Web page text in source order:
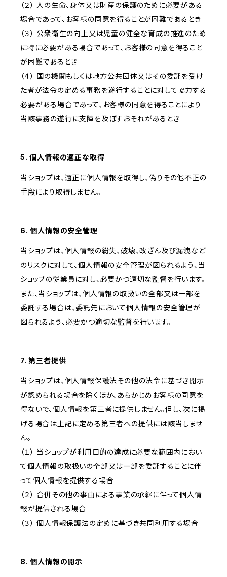
（２） 人の生命、身体又は財産の保護のために必要がある
場合であって、お客様の同意を得ることが困難であるとき
（３） 公衆衛生の向上又は児童の健全な育成の推進のため
に特に必要がある場合であって、お客様の同意を得ること
が困難であるとき
（４） 国の機関もしくは地方公共団体又はその委託を受け
た者が法令の定める事務を遂行することに対して協力する
必要がある場合であって、お客様の同意を得ることにより
当該事務の遂行に支障を及ぼすおそれがあるとき
5. 個人情報の適正な取得
当ショップは、適正に個人情報を取得し、偽りその他不正の
手段により取得しません。
6. 個人情報の安全管理
当ショップは、個人情報の紛失、破壊、改ざん及び漏洩など
のリスクに対して、個人情報の安全管理が図られるよう、当
ショップの従業員に対し、必要かつ適切な監督を行います。
また、当ショップは、個人情報の取扱いの全部又は一部を
委託する場合は、委託先において個人情報の安全管理が
図られるよう、必要かつ適切な監督を行います。
7. 第三者提供
当ショップは、個人情報保護法その他の法令に基づき開示
が認められる場合を除くほか、あらかじめお客様の同意を
得ないで、個人情報を第三者に提供しません。但し、次に掲
げる場合は上記に定める第三者への提供には該当しませ
ん。
（１） 当ショップが利用目的の達成に必要な範囲内におい
て個人情報の取扱いの全部又は一部を委託することに伴
って個人情報を提供する場合
（２） 合併その他の事由による事業の承継に伴って個人情
報が提供される場合
（３） 個人情報保護法の定めに基づき共同利用する場合
8. 個人情報の開示